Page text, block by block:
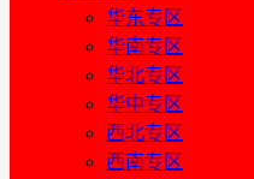
华东专区
华南专区
华北专区
华中专区
西北专区
西南专区